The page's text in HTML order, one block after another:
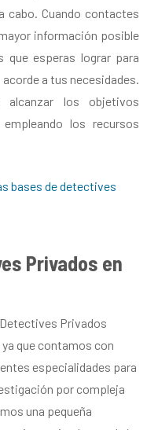
cabo. Cuando contactes
información posible
esperas lograr para
a tus necesidades.
alcanzar los objetivos
los recursos
bases de detectives
Privados en
Privados
que contamos con
especialidades para
por compleja
una pequeña